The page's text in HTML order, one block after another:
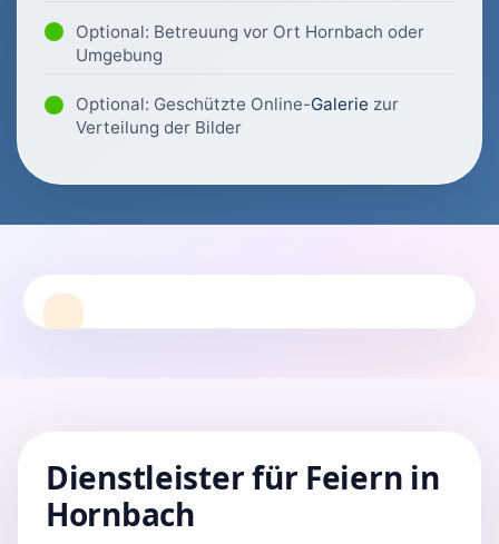
Optional: Betreuung vor Ort Hornbach oder
Umgebung
Optional: Geschützte Online-Galerie zur
Verteilung der Bilder
Dienstleister für Feiern in
Hornbach